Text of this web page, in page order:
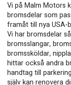
Vi på Malm Motors
bromsdelar som
framåt till nya USA-
Vi har bromsdelar
bromsslangar,
bromssköldar,
hittar också andra
handtag till
själv kan renovera